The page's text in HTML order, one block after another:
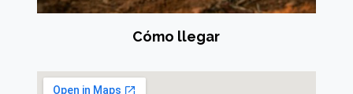
Cómo llegar